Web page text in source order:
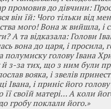
промовив до дівчини:
він їй: Чого тільки від
мого! Вона ж вийшла, і
А та відказала: Голови
вона до царя, і
полумиску голову Івана
з-за тих, що з ним були
вояка, і звелів
Івана, і приніс його
її своїй матері… А коли
до гробу поклали його.»